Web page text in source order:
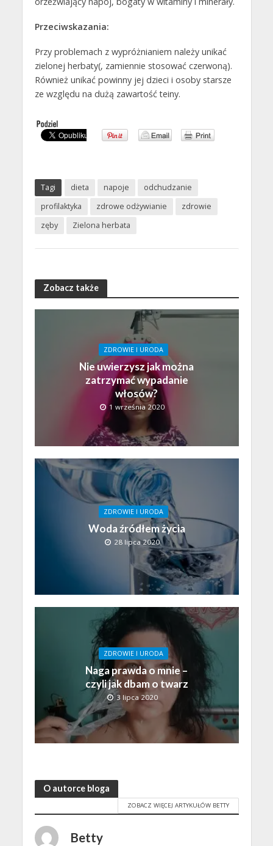
Przeciwskazania:
Przy problemach z wypróżnianiem należy unikać
zielonej herbaty(, zamiennie stosować czerwoną).
Również unikać powinny jej dzieci i osoby starsze
ze względu na dużą zawartość teiny.
Tagi dieta napoje
odchudzanie
profilaktyka
zdrowe odżywianie
zdrowie
zęby
Zielona herbata
Zobacz także
ZDROWIE I URODA
Nie uwierzysz jak można
zatrzymać wypadanie
włosów?
1 września 2020
ZDROWIE I URODA
Woda źródłem życia
28 lipca 2020
ZDROWIE I URODA
Naga prawda o mnie –
czyli jak dbam o twarz
3 lipca 2020
O autorce bloga
ZOBACZ WIĘCEJ ARTYKUŁÓW BETTY
Betty